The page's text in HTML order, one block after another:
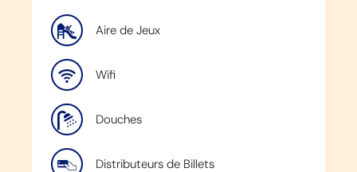
Aire de Jeux
Wifi
Douches
Distributeurs de Billets